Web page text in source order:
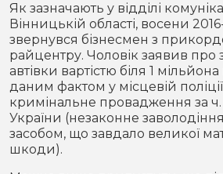
Як зазначають у відділі
Вінницькій області, восени
звернувся бізнесмен з
райцентру. Чоловік заявив про
автівки вартістю біля 1
даним фактом у місцевій
кримінальне провадження за ч.
України (незаконне
засобом, що завдало великої
шкоди).